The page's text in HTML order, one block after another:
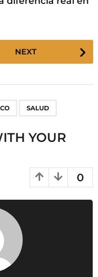
NEXT
SALUD
YOUR
0